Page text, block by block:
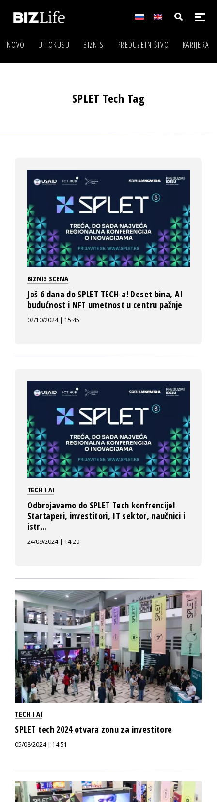
NOVO U FOKUSU BIZNIS PREDUZETNIŠTVO KARIJERA
SPLET Tech Tag
BIZNIS SCENA
Još 6 dana do SPLET TECH-a! Deset bina, AI
budućnost i NFT umetnost u centru pažnje
02/10/2024 | 15:45
TECH I AI
Odbrojavamo do SPLET Tech konfrencije!
Startaperi, investitori, IT sektor, naučnici i
istr...
24/09/2024 | 14:20
TECH I AI
SPLET tech 2024 otvara zonu za investitore
05/08/2024 | 14:51